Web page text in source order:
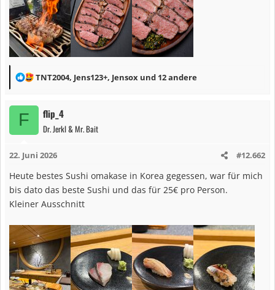
R
a
o
n
TNT2004, Jens123+, Jensox und 12 andere
F flip_4
Dr. Jerkl & Mr. Bait
22. Juni 2026 #12.662
Heute bestes Sushi omakase in Korea gegessen, war für mich
bis dato das beste Sushi und das für 25€ pro Person.
Kleiner Ausschnitt